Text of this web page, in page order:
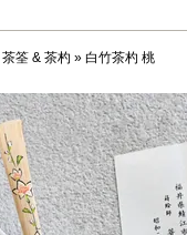
茶筌 & 茶杓 » 白竹茶杓 桃